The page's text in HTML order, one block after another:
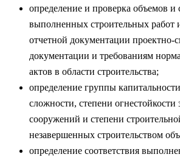
определение и проверка объемов и
выполненных строительных работ
отчетной документации проектно-
документации и требованиям
актов в области строительства;
определение группы
сложности, степени огнестойкости
сооружений и степени
незавершенных строительством
определение соответствия